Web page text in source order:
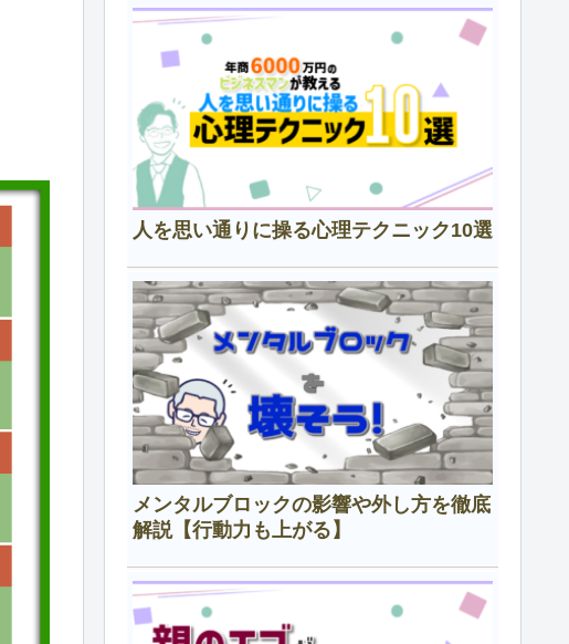
人を思い通りに操る心理テクニック10選
メンタルブロックの影響や外し方を徹底
解説【行動力も上がる】